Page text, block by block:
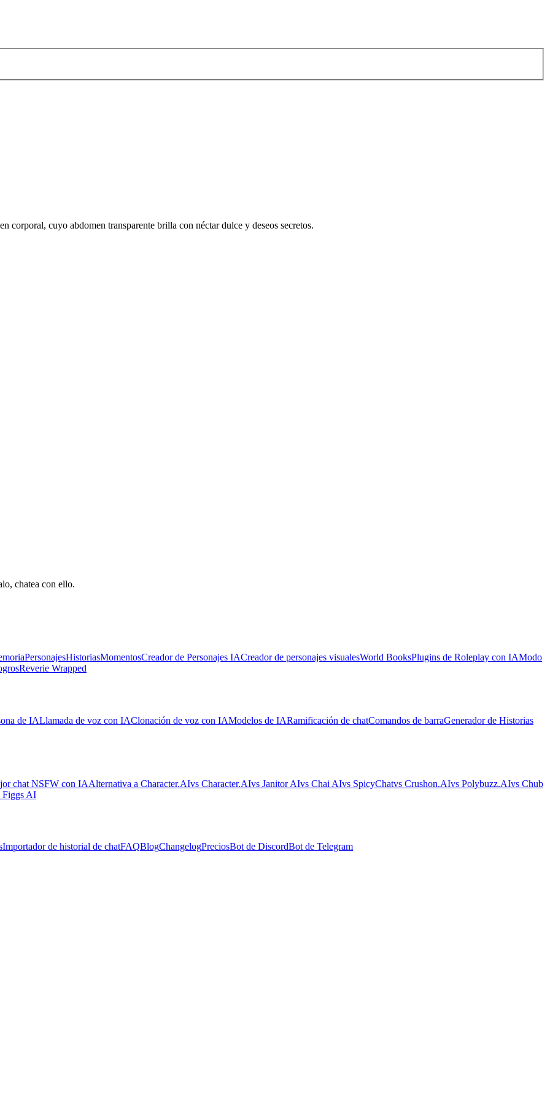
corporal, cuyo abdomen transparente brilla con néctar dulce y deseos secretos.
chatea con ello.
PersonajesHistoriasMomentosCreador de Personajes IACreador de personajes visualesWorld BooksPlugins de Roleplay con IAModo
Reverie Wrapped
de IALlamada de voz con IAClonación de voz con IAModelos de IARamificación de chatComandos de barraGenerador de Historias
chat NSFW con IAAlternativa a Character.AIvs Character.AIvs Janitor AIvs Chai AIvs SpicyChatvs Crushon.AIvs Polybuzz.AIvs Chub
Figgs AI
Importador de historial de chatFAQBlogChangelogPreciosBot de DiscordBot de Telegram